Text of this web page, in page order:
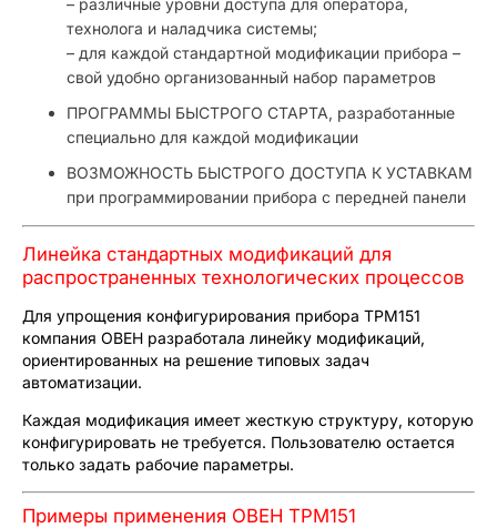
– различные уровни доступа для оператора,
технолога и наладчика системы;
– для каждой стандартной модификации прибора –
свой удобно организованный набор параметров
ПРОГРАММЫ БЫСТРОГО СТАРТА, разработанные
специально для каждой модификации
ВОЗМОЖНОСТЬ БЫСТРОГО ДОСТУПА К УСТАВКАМ
при программировании прибора с передней панели
Линейка стандартных модификаций для
распространенных технологических процессов
Для упрощения конфигурирования прибора ТРМ151
компания ОВЕН разработала линейку модификаций,
ориентированных на решение типовых задач
автоматизации.
Каждая модификация имеет жесткую структуру, которую
конфигурировать не требуется. Пользователю остается
только задать рабочие параметры.
Примеры применения ОВЕН ТРМ151